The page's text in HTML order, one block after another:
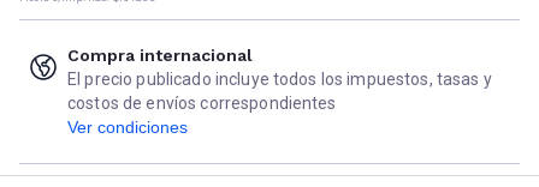
Compra internacional
El precio publicado incluye todos los impuestos, tasas y
costos de envíos correspondientes
Ver condiciones